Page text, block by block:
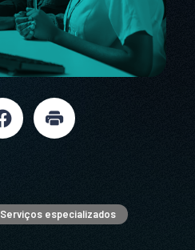
Serviços especializados